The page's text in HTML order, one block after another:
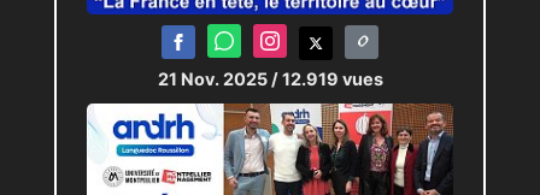
21 Nov. 2025 / 12.919 vues